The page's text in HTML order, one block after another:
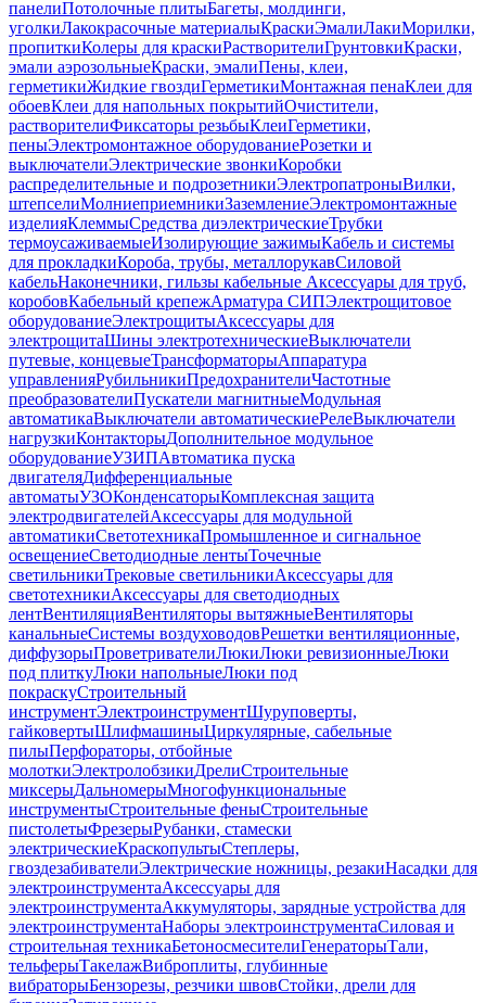
панелиПотолочные плитыБагеты, молдинги,
уголкиЛакокрасочные материалыКраскиЭмалиЛакиМорилки,
пропиткиКолеры для краскиРастворителиГрунтовкиКраски,
эмали аэрозольныеКраски, эмалиПены, клеи,
герметикиЖидкие гвоздиГерметикиМонтажная пенаКлеи для
обоевКлеи для напольных покрытийОчистители,
растворителиФиксаторы резьбыКлеиГерметики,
пеныЭлектромонтажное оборудованиеРозетки и
выключателиЭлектрические звонкиКоробки
распределительные и подрозетникиЭлектропатроныВилки,
штепселиМолниеприемникиЗаземлениеЭлектромонтажные
изделияКлеммыСредства диэлектрическиеТрубки
термоусаживаемыеИзолирующие зажимыКабель и системы
для прокладкиКороба, трубы, металлорукавСиловой
кабельНаконечники, гильзы кабельные Аксессуары для труб,
коробовКабельный крепежАрматура СИПЭлектрощитовое
оборудованиеЭлектрощитыАксессуары для
электрощитаШины электротехническиеВыключатели
путевые, концевыеТрансформаторыАппаратура
управленияРубильникиПредохранителиЧастотные
преобразователиПускатели магнитныеМодульная
автоматикаВыключатели автоматическиеРелеВыключатели
нагрузкиКонтакторыДополнительное модульное
оборудованиеУЗИПАвтоматика пуска
двигателяДифференциальные
автоматыУЗОКонденсаторыКомплексная защита
электродвигателейАксессуары для модульной
автоматикиСветотехникаПромышленное и сигнальное
освещениеСветодиодные лентыТочечные
светильникиТрековые светильникиАксессуары для
светотехникиАксессуары для светодиодных
лентВентиляцияВентиляторы вытяжныеВентиляторы
канальныеСистемы воздуховодовРешетки вентиляционные,
диффузорыПроветривателиЛюкиЛюки ревизионныеЛюки
под плиткуЛюки напольныеЛюки под
покраскуСтроительный
инструментЭлектроинструментШуруповерты,
гайковертыШлифмашиныЦиркулярные, сабельные
пилыПерфораторы, отбойные
молоткиЭлектролобзикиДрелиСтроительные
миксерыДальномерыМногофункциональные
инструментыСтроительные феныСтроительные
пистолетыФрезерыРубанки, стамески
электрическиеКраскопультыСтеплеры,
гвоздезабивателиЭлектрические ножницы, резакиНасадки для
электроинструментаАксессуары для
электроинструментаАккумуляторы, зарядные устройства для
электроинструментаНаборы электроинструментаСиловая и
строительная техникаБетоносмесителиГенераторыТали,
тельферыТакелажВиброплиты, глубинные
вибраторыБензорезы, резчики швовСтойки, дрели для